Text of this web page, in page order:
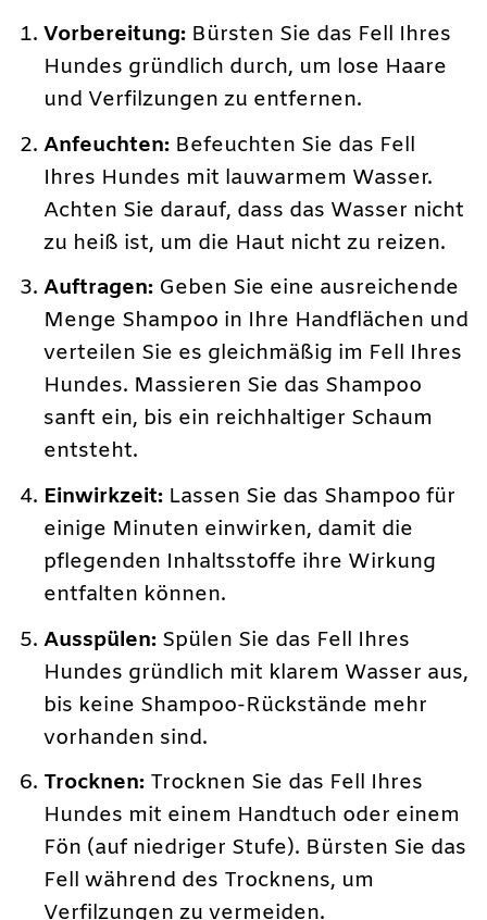
Vorbereitung: Bürsten Sie das Fell Ihres
Hundes gründlich durch, um lose Haare
und Verfilzungen zu entfernen.
Anfeuchten: Befeuchten Sie das Fell
Ihres Hundes mit lauwarmem Wasser.
Achten Sie darauf, dass das Wasser nicht
zu heiß ist, um die Haut nicht zu reizen.
Auftragen: Geben Sie eine ausreichende
Menge Shampoo in Ihre Handflächen und
verteilen Sie es gleichmäßig im Fell Ihres
Hundes. Massieren Sie das Shampoo
sanft ein, bis ein reichhaltiger Schaum
entsteht.
Einwirkzeit: Lassen Sie das Shampoo für
einige Minuten einwirken, damit die
pflegenden Inhaltsstoffe ihre Wirkung
entfalten können.
Ausspülen: Spülen Sie das Fell Ihres
Hundes gründlich mit klarem Wasser aus,
bis keine Shampoo-Rückstände mehr
vorhanden sind.
Trocknen: Trocknen Sie das Fell Ihres
Hundes mit einem Handtuch oder einem
Fön (auf niedriger Stufe). Bürsten Sie das
Fell während des Trocknens, um
Verfilzungen zu vermeiden.